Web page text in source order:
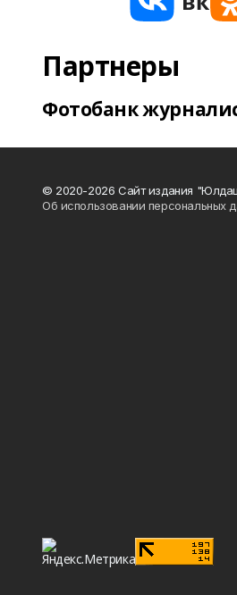
Партнеры
Фотобанк
© 2020-2026 Сайт издания
Об использовании персональных